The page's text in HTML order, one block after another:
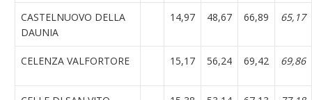
CASTELNUOVO DELLA
DAUNIA
14,97 48,67 66,89 65,17
CELENZA VALFORTORE 15,17 56,24 69,42 69,86